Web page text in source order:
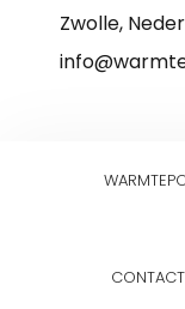
Zwolle,
CONTACT